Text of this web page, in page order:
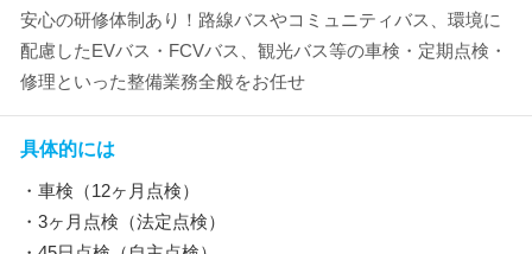
安心の研修体制あり！路線バスやコミュニティバス、環境に
配慮したEVバス・FCVバス、観光バス等の車検・定期点検・
修理といった整備業務全般をお任せ
具体的には
・車検（12ヶ月点検）
・3ヶ月点検（法定点検）